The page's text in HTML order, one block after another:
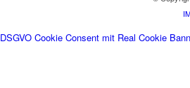
DSGVO Cookie Consent mit Real Cookie